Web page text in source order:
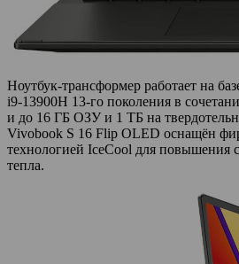
Ноутбук-трансформер работает на
i9-13900H 13-го поколения в
и до 16 ГБ ОЗУ и 1 ТБ на
Vivobook S 16 Flip OLED оснащён
технологией IceCool для повышения
тепла.